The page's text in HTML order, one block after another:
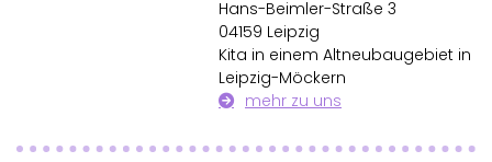
Hans-Beimler-Straße 3
04159 Leipzig
Kita in einem Altneubaugebiet in
Leipzig-Möckern
mehr zu uns